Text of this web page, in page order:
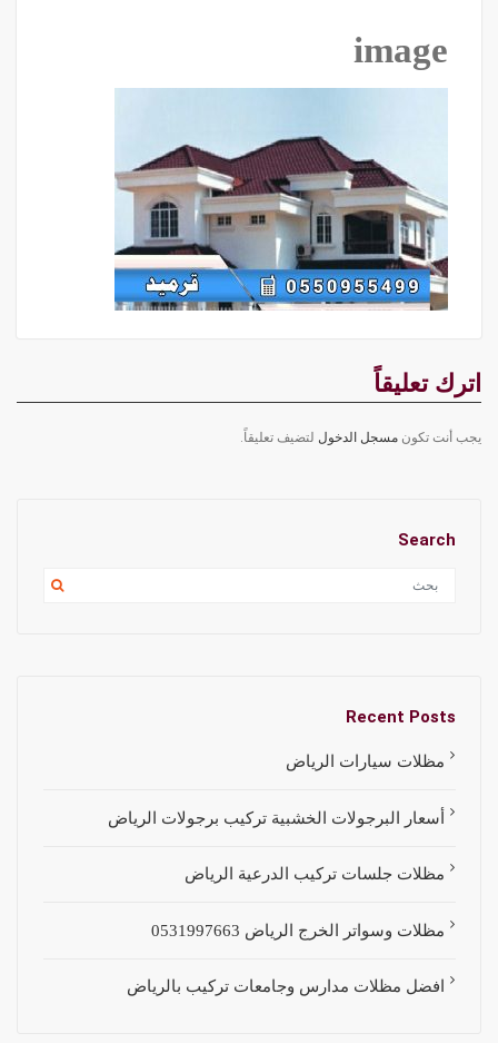
image
اترك تعليقاً
يجب أنت تكون مسجل الدخول لتضيف تعليقاً.
Search
Recent Posts
مظلات سيارات الرياض
أسعار البرجولات الخشبية تركيب برجولات الرياض
مظلات جلسات تركيب الدرعية الرياض
مظلات وسواتر الخرج الرياض 0531997663
افضل مظلات مدارس وجامعات تركيب بالرياض